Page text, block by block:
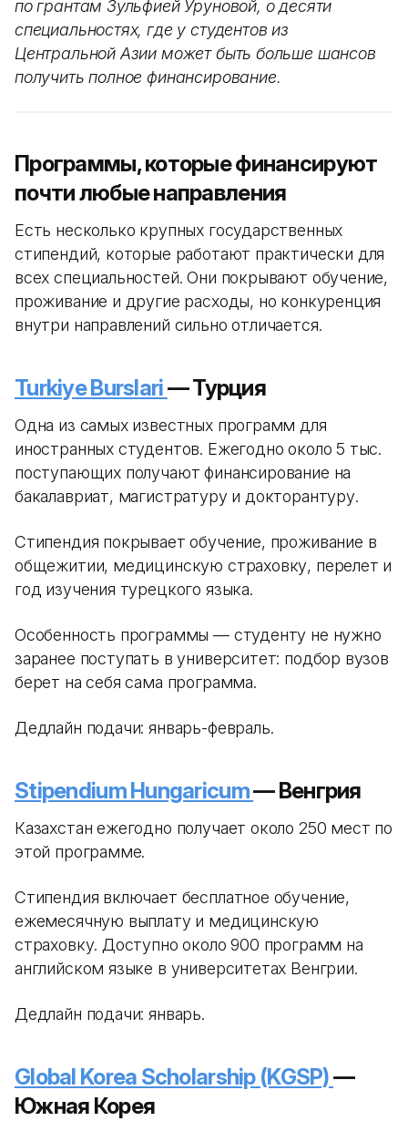
по грантам Зульфией Уруновой, о десяти
специальностях, где у студентов из
Центральной Азии может быть больше шансов
получить полное финансирование.
Программы, которые финансируют
почти любые направления
Есть несколько крупных государственных
стипендий, которые работают практически для
всех специальностей. Они покрывают обучение,
проживание и другие расходы, но конкуренция
внутри направлений сильно отличается.
Turkiye Burslari— Турция
Одна из самых известных программ для
иностранных студентов. Ежегодно около 5 тыс.
поступающих получают финансирование на
бакалавриат, магистратуру и докторантуру.
Стипендия покрывает обучение, проживание в
общежитии, медицинскую страховку, перелет и
год изучения турецкого языка.
Особенность программы — студенту не нужно
заранее поступать в университет: подбор вузов
берет на себя сама программа.
Дедлайн подачи: январь-февраль.
Stipendium Hungaricum— Венгрия
Казахстан ежегодно получает около 250 мест по
этой программе.
Стипендия включает бесплатное обучение,
ежемесячную выплату и медицинскую
страховку. Доступно около 900 программ на
английском языке в университетах Венгрии.
Дедлайн подачи: январь.
Global Korea Scholarship (KGSP)—
Южная Корея